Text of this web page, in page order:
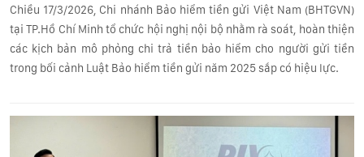
Chiều 17/3/2026, Chi nhánh Bảo hiểm tiền gửi Việt Nam (BHTGVN)
tại TP.Hồ Chí Minh tổ chức hội nghị nội bộ nhằm rà soát, hoàn thiện
các kịch bản mô phỏng chi trả tiền bảo hiểm cho người gửi tiền
trong bối cảnh Luật Bảo hiểm tiền gửi năm 2025 sắp có hiệu lực.